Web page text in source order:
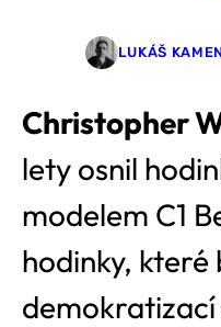
LUKÁŠ
Christopher
lety osnil
modelem C1
hodinky, které
demokratizací